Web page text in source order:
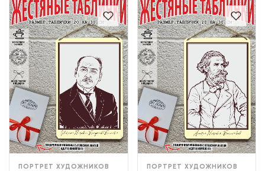
ПОРТРЕТ ХУДОЖНИКОВ ПОРТРЕТ ХУДОЖНИКОВ